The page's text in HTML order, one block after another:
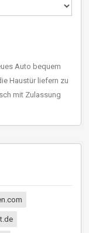
Auto bequem
Haustür liefern zu
mit Zulassung